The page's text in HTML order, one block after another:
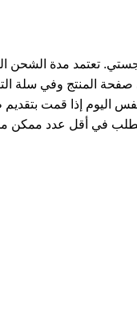
تعتمد مدة الشحن
المنتج وفي سلة
في أقل عدد ممكن